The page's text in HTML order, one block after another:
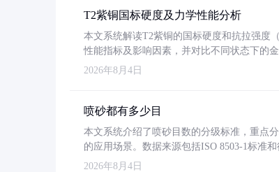
T2紫铜国标硬度及力学性能分析
本文系统解读T2紫铜的国标硬度和抗拉强度
性能指标及影响因素，并对比不同状态下的
2026年8月4日
喷砂都有多少目
本文系统介绍了喷砂目数的分级标准，重点
的应用场景。数据来源包括ISO 8503-1标准
2026年8月4日